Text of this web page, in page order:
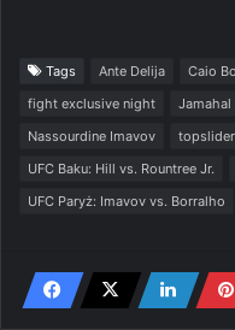
Tags Ante Delija Caio
fight exclusive night
Jamahal
Nassourdine Imavov
topslider
UFC Baku: Hill vs. Rountree Jr.
UFC Paryż: Imavov vs. Borralho